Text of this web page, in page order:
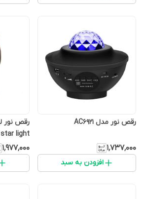
رقص نور مدل AC6921
۱٬۷۳۷٬۰۰۰
افزودن به سبد
star light
۱٬۹۷۷٬۰۰۰